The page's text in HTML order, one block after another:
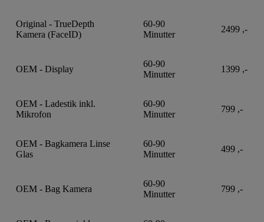
Original - TrueDepth
Kamera (FaceID)
60-90
Minutter
2499 ,-
OEM - Display
60-90
Minutter
1399 ,-
OEM - Ladestik inkl.
Mikrofon
60-90
Minutter
799 ,-
OEM - Bagkamera Linse
Glas
60-90
Minutter
499 ,-
OEM - Bag Kamera
60-90
Minutter
799 ,-